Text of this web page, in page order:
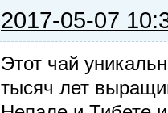
2017-05-07
Этот чай
тысяч лет